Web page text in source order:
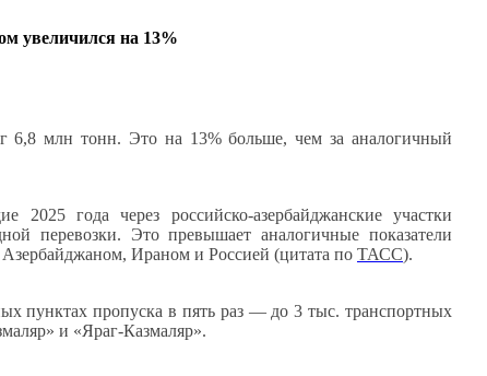
увеличился на 13%
6,8 млн тонн. Это на 13% больше, чем за аналогичный
года через российско-азербайджанские участки
перевозки. Это превышает аналогичные показатели
Ираном и Россией (цитата по ТАСС).
пунктах пропуска в пять раз — до 3 тыс. транспортных
и «Яраг-Казмаляр».